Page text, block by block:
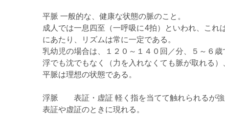
平脈 一般的な、健康な状態の脈のこと。
成人では一息四至（一呼吸に4拍）といわれ、こ
にあたり、リズムは常に一定である。
乳幼児の場合は、１２０～１４０回／分、５～６
浮でも沈でもなく（力を入れなくても脈が取れる）
平脈は理想の状態である。
浮脈 表証・虚証 軽く指を当てて触れられるが強
表証や虚証のときに現れる。